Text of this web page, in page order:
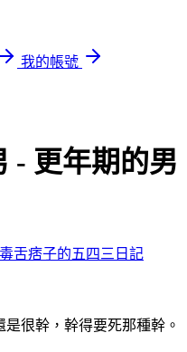
我的帳號
- 更年期的男
毒舌痞子的五四三日記
很幹，幹得要死那種幹。